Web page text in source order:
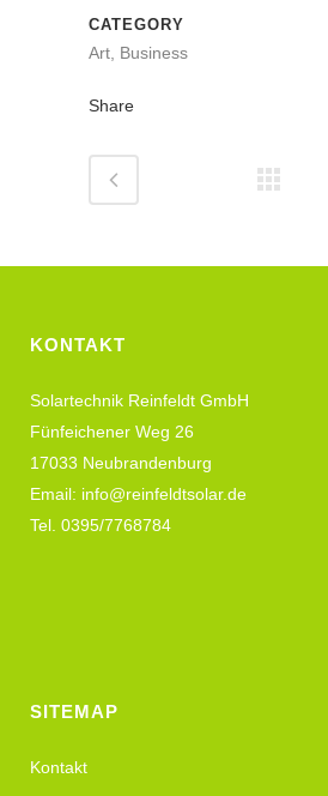
CATEGORY
Art, Business
Share
KONTAKT
Solartechnik Reinfeldt GmbH
Fünfeichener Weg 26
17033 Neubrandenburg
Email: info@reinfeldtsolar.de
Tel. 0395/7768784
SITEMAP
Kontakt